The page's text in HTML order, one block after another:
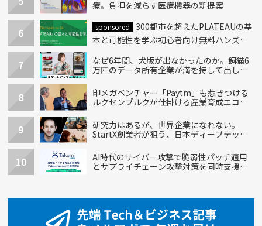
療。負担を減らす医療機器の新提案
6 sponsored
300都市を超えたPLATEAUの基
本と可能性を学ぶ初心者向け無料ハンズオ
7
なぜ6年間、犬版が出なかったのか。飼猫6
万匹のデータ所有企業が満を持して出し
8
印メガベンチャー「Paytm」も惹きつける
ルクセンブルクが仕掛ける産業育成エコシ
9
研究力はあるが、世界企業になれない。
StartX創業者が狙う、日本ディープテック
10
AI時代のサイバー攻撃で脆弱性パッチ適用
とサプライチェーン攻撃対策を同時支援す